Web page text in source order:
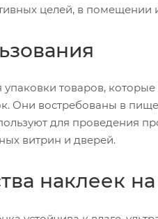
целей, в помещении
товаров,
Они востребованы в
для проведения
витрин и дверей.
наклеек